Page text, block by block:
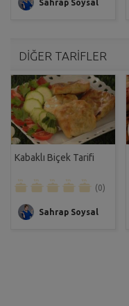
Sahrap Soysal
DİĞER TARİFLER
Kabaklı Biçek Tarifi
(0)
Sahrap Soysal